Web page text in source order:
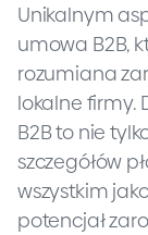
Unikalnym
umowa B2B,
rozumiana
lokalne firmy.
B2B to nie
szczegółów
wszystkim
potencjał